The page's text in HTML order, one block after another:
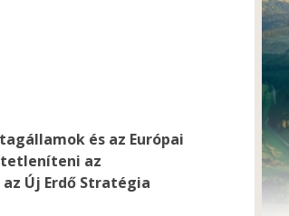
és az Európai
az
Új Erdő Stratégia